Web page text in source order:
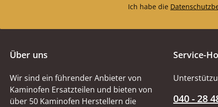
Ich habe die
Über uns
Wir sind ein führender Anbieter von
Kaminofen Ersatzteilen und bieten von
über 50 Kaminofen Herstellern die
Service-
040 - 28